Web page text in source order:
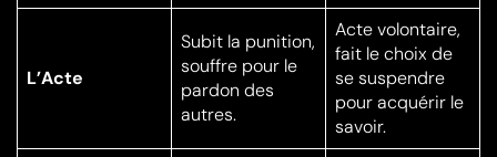
L’Acte
Subit la punition,
souffre pour le
pardon des
autres.
Acte volontaire,
fait le choix de
se suspendre
pour acquérir le
savoir.